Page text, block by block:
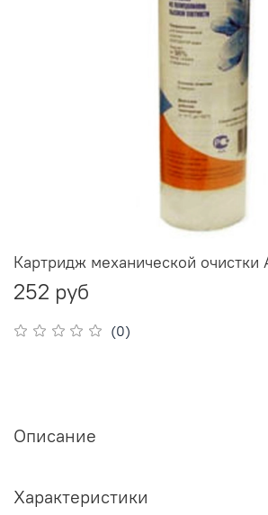
(0)
Картридж механической
252 руб
Описание
Характеристики